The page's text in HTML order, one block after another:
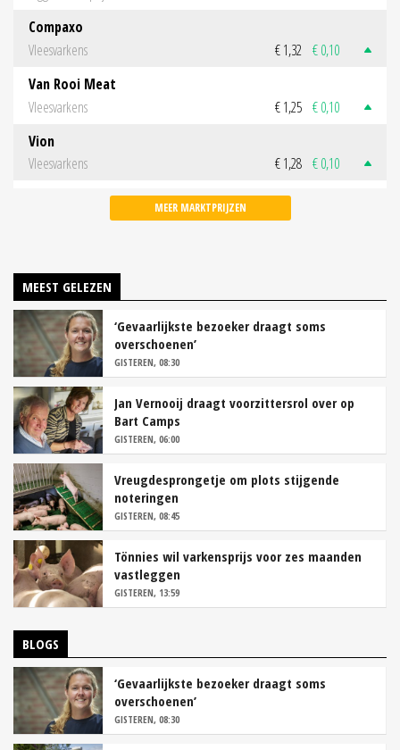
Compaxo
Vleesvarkens
€ 1,32 € 0,10
Van Rooi Meat
Vleesvarkens
€ 1,25 € 0,10
Vion
Vleesvarkens
€ 1,28 € 0,10
MEER MARKTPRIJZEN
MEEST GELEZEN
‘Gevaarlijkste bezoeker draagt soms
overschoenen’
GISTEREN, 08:30
Jan Vernooij draagt voorzittersrol over op
Bart Camps
GISTEREN, 06:00
Vreugdesprongetje om plots stijgende
noteringen
GISTEREN, 08:45
Tönnies wil varkensprijs voor zes maanden
vastleggen
GISTEREN, 13:59
BLOGS
‘Gevaarlijkste bezoeker draagt soms
overschoenen’
GISTEREN, 08:30